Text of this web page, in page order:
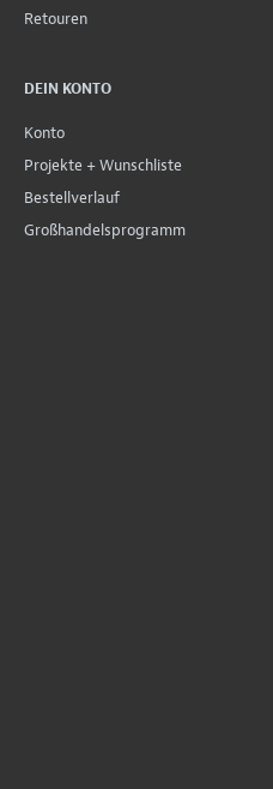
Retouren
DEIN KONTO
Konto
Projekte + Wunschliste
Bestellverlauf
Großhandelsprogramm